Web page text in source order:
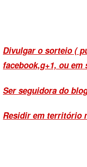
Divulgar o sorteio (
facebook,g+1, ou em
Ser seguidora do
Residir em território